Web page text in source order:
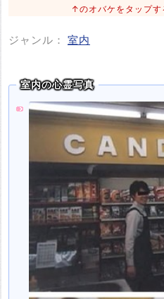
↑のオバケをタップ
ジャンル： 室内
室内の心霊写真